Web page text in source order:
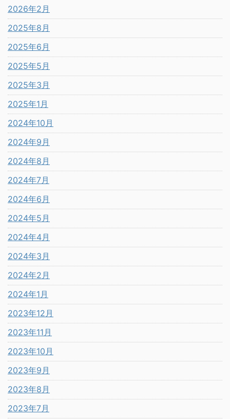
2026年2月
2025年8月
2025年6月
2025年5月
2025年3月
2025年1月
2024年10月
2024年9月
2024年8月
2024年7月
2024年6月
2024年5月
2024年4月
2024年3月
2024年2月
2024年1月
2023年12月
2023年11月
2023年10月
2023年9月
2023年8月
2023年7月